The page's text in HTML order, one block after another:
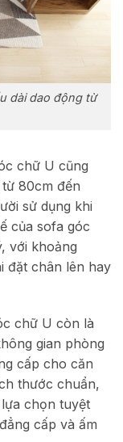
dài dao động từ
chữ U cũng
80cm đến
sử dụng khi
của sofa góc
với khoảng
đặt chân lên hay
chữ U còn là
gian phòng
cấp cho căn
thước chuẩn,
chọn tuyệt
cấp và ấm